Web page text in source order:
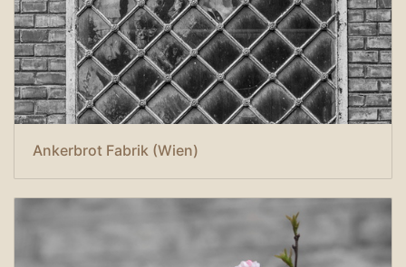
Ankerbrot Fabrik (Wien)